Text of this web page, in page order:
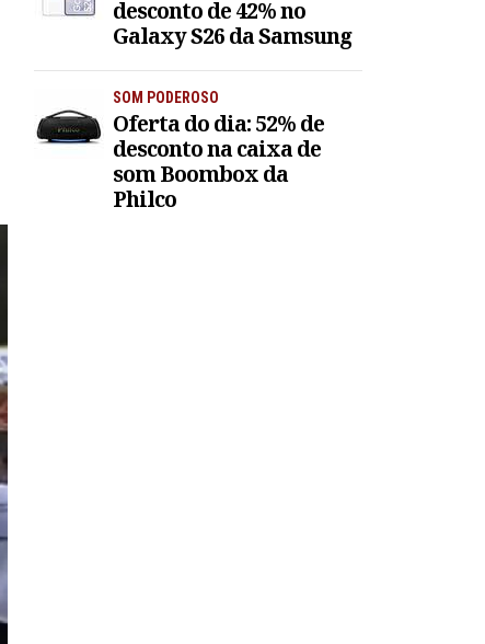
desconto de 42% no
Galaxy S26 da Samsung
SOM PODEROSO
Oferta do dia: 52% de
desconto na caixa de
som Boombox da
Philco